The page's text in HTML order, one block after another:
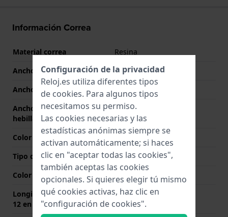
Información Correa
Material correa
Resina
Ancho de correa
23 mm
Ancho de las asas
Ancho de correa en la
hebilla
23 mm
Color de correa
Tipo de cierre
Hebilla
Color del cierre
Plateado
Longitud de la correa a las
12 en punto (mm)
80 mm
Configuración de la privacidad
Reloj.es utiliza diferentes tipos
de cookies. Para algunos tipos
necesitamos su permiso.
Las cookies necesarias y las
estadísticas anónimas siempre se
activan automáticamente; si haces
clic en "aceptar todas las cookies",
también aceptas las cookies
opcionales. Si quieres elegir tú mismo
qué cookies activas, haz clic en
"configuración de cookies".